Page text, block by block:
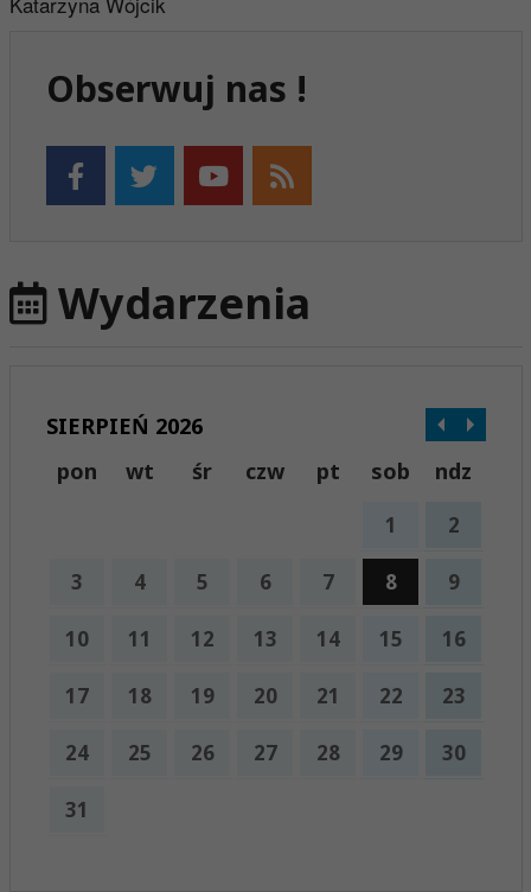
Obserwuj nas !
Wydarzenia
SIERPIEŃ 2026
pon
wt śr czw pt sob ndz
1 2
3 4 5 6 7 8 9
10 11 12 13 14 15 16
17 18 19 20 21 22 23
24 25 26 27 28 29 30
31